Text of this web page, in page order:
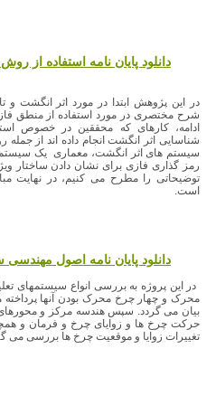
دانلود پایان نامه استفاده از
در این پژوهش ابتدا در مورد اثر انگشت
شرح مختصری در مورد استفاده از منطق
ادامه، کارهای که محققین در خصوص
شناسایی اثر انگشت انجام داده اند از
سیستم های اثر انگشت، معماری یک سیستم
رمز گذاری فازی برای نشان دادن ساختار
توضیحاتی را مطرح می کنیم، در نهایت
است.
دانلود پایان نامه اصول
در این پروژه به بررسی انواع سیستمهای
محرک و چهار چرخ محرک بودن آنها
بیان می گردد. سپس هندسه مرکز و
حرکت چرخ ها و زوایای چرخ و فرمان و
تغییرات زوایا و موقعیت چرخ ها بررسی می